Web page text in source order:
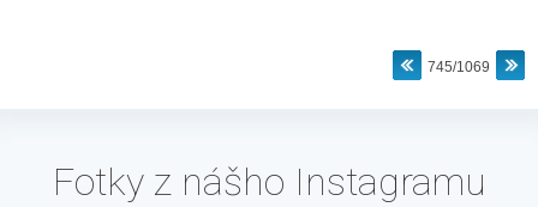
745/1069
Fotky z nášho Instagramu